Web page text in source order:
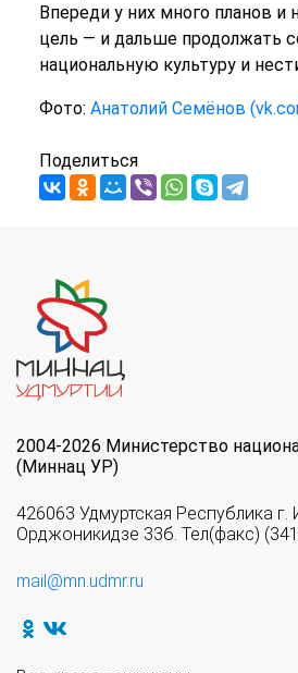
Впереди у них много планов и
цель — и дальше продолжать
национальную культуру и
Фото: Анатолий Семёнов
Поделиться
2004-2026 Министерство
(Миннац УР)
426063 Удмуртская Республика г.
Орджоникидзе 33б. Тел(факс)
mail@mn.udmr.ru